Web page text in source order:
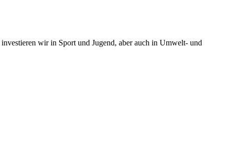
wir in Sport und Jugend, aber auch in Umwelt- und